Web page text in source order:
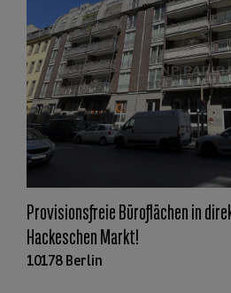
Provisionsfreie Büroflächen in
Hackeschen Markt!
10178 Berlin